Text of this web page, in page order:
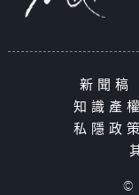
新聞稿
知識產
私隱政
©